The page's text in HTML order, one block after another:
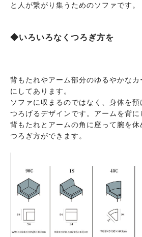
と人が繋がり集うためのソファです。
◆いろいろなくつろぎ方を
背もたれやアーム部分のゆるやかな
にしてあります。
ソファに収まるのではなく、身体を預
つろげるデザインです。アームを背に
背もたれとアームの角に座って腕を休
つろぎ方ができます。